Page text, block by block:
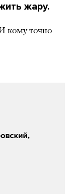
жару.
кому точно